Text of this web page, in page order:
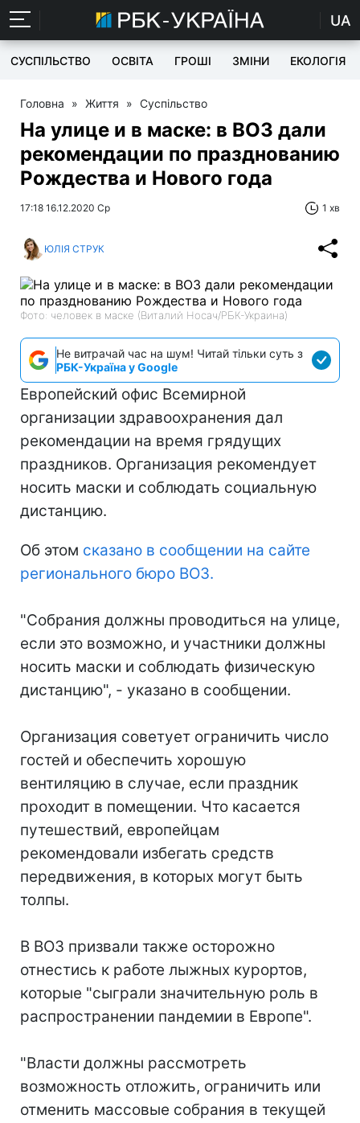
UA
СУСПІЛЬСТВО ОСВІТА ГРОШІ ЗМІНИ ЕКОЛОГІЯ
Головна » Життя » Суспільство
На улице и в маске: в ВОЗ дали
рекомендации по празднованию
Рождества и Нового года
17:18 16.12.2020 Ср 1 хв
ЮЛІЯ СТРУК
Фото: человек в маске (Виталий Носач/РБК-Украина)
Не витрачай час на шум! Читай тільки суть з
РБК-Україна у Google
Европейский офис Всемирной
организации здравоохранения дал
рекомендации на время грядущих
праздников. Организация рекомендует
носить маски и соблюдать социальную
дистанцию.
Об этом сказано в сообщении на сайте
регионального бюро ВОЗ.
"Собрания должны проводиться на улице,
если это возможно, и участники должны
носить маски и соблюдать физическую
дистанцию", - указано в сообщении.
Организация советует ограничить число
гостей и обеспечить хорошую
вентиляцию в случае, если праздник
проходит в помещении. Что касается
путешествий, европейцам
рекомендовали избегать средств
передвижения, в которых могут быть
толпы.
В ВОЗ призвали также осторожно
отнестись к работе лыжных курортов,
которые "сыграли значительную роль в
распространении пандемии в Европе".
"Власти должны рассмотреть
возможность отложить, ограничить или
отменить массовые собрания в текущей